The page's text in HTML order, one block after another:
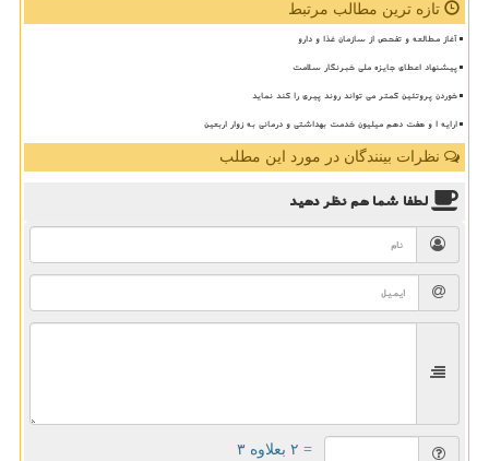
تازه ترین مطالب مرتبط
آغاز مطالعه و تفحص از سازمان غذا و دارو
پیشنهاد اعطای جایزه ملی خبرنگار سلامت
خوردن پروتئین کمتر می تواند روند پیری را کند نماید
ارایه ۱ و هفت دهم میلیون خدمت بهداشتی و درمانی به زوار اربعین
نظرات بینندگان در مورد این مطلب
لطفا شما همنظر دهید
= ۲ بعلاوه ۳